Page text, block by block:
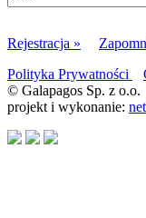
Rejestracja »
Polityka Prywatności
© Galapagos Sp. z o.o.
projekt i wykonanie: